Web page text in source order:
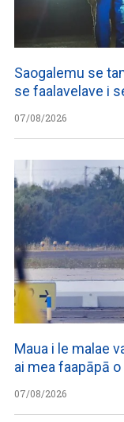
Saogalemu se
se faalavelave i
07/08/2026
Maua i le malae
ai mea faapāpā
07/08/2026